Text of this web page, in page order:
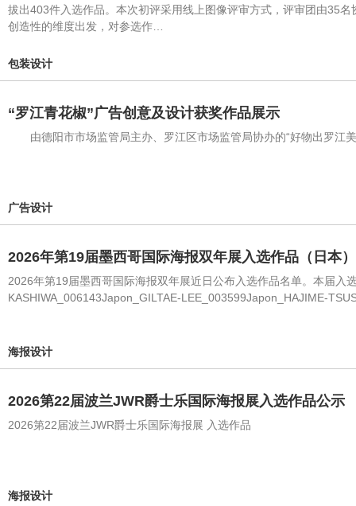
拔出403件入选作品。本次初评采用线上图像评审方式，评审团由35
创造性的维度出发，对参选作…
包装设计
“罗江青花椒”广告创意及设计获奖作品展示
由德阳市市场监管局主办、罗江区市场监管局协办的“好物出罗江
广告设计
2026年第19届墨西哥国际海报双年展入选作品（日本）
2026年第19届墨西哥国际海报双年展近日公布入选作品名单。本届
KASHIWA_006143Japon_GILTAE-LEE_003599Japon_HAJIME-
海报设计
2026第22届波兰JWR爵士乐国际海报展入选作品公示
2026第22届波兰JWR爵士乐国际海报展 入选作品
海报设计